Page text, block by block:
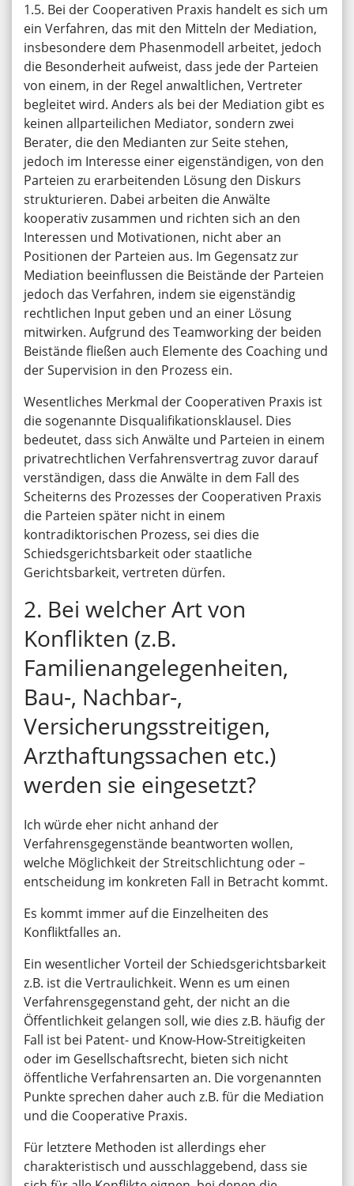
1.5. Bei der Cooperativen Praxis handelt es sich um
ein Verfahren, das mit den Mitteln der Mediation,
insbesondere dem Phasenmodell arbeitet, jedoch
die Besonderheit aufweist, dass jede der Parteien
von einem, in der Regel anwaltlichen, Vertreter
begleitet wird. Anders als bei der Mediation gibt es
keinen allparteilichen Mediator, sondern zwei
Berater, die den Medianten zur Seite stehen,
jedoch im Interesse einer eigenständigen, von den
Parteien zu erarbeitenden Lösung den Diskurs
strukturieren. Dabei arbeiten die Anwälte
kooperativ zusammen und richten sich an den
Interessen und Motivationen, nicht aber an
Positionen der Parteien aus. Im Gegensatz zur
Mediation beeinflussen die Beistände der Parteien
jedoch das Verfahren, indem sie eigenständig
rechtlichen Input geben und an einer Lösung
mitwirken. Aufgrund des Teamworking der beiden
Beistände fließen auch Elemente des Coaching und
der Supervision in den Prozess ein.
Wesentliches Merkmal der Cooperativen Praxis ist
die sogenannte Disqualifikationsklausel. Dies
bedeutet, dass sich Anwälte und Parteien in einem
privatrechtlichen Verfahrensvertrag zuvor darauf
verständigen, dass die Anwälte in dem Fall des
Scheiterns des Prozesses der Cooperativen Praxis
die Parteien später nicht in einem
kontradiktorischen Prozess, sei dies die
Schiedsgerichtsbarkeit oder staatliche
Gerichtsbarkeit, vertreten dürfen.
2. Bei welcher Art von
Konflikten (z.B.
Familienangelegenheiten,
Bau‑, Nachbar‑,
Versicherungsstreitigen,
Arzthaftungssachen etc.)
werden sie eingesetzt?
Ich würde eher nicht anhand der
Verfahrensgegenstände beantworten wollen,
welche Möglichkeit der Streitschlichtung oder –
entscheidung im konkreten Fall in Betracht kommt.
Es kommt immer auf die Einzelheiten des
Konfliktfalles an.
Ein wesentlicher Vorteil der Schiedsgerichtsbarkeit
z.B. ist die Vertraulichkeit. Wenn es um einen
Verfahrensgegenstand geht, der nicht an die
Öffentlichkeit gelangen soll, wie dies z.B. häufig der
Fall ist bei Patent- und Know-How-Streitigkeiten
oder im Gesellschaftsrecht, bieten sich nicht
öffentliche Verfahrensarten an. Die vorgenannten
Punkte sprechen daher auch z.B. für die Mediation
und die Cooperative Praxis.
Für letztere Methoden ist allerdings eher
charakteristisch und ausschlaggebend, dass sie